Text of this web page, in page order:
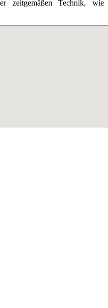
zeitgemäßen Technik, wie